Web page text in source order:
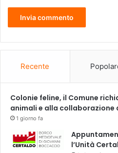
Recente
Colonie feline, il Comune
animali e alla collaborazione
1 giorno fa
l’Unità